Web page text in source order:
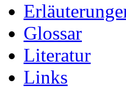
Glossar
Literatur
Links